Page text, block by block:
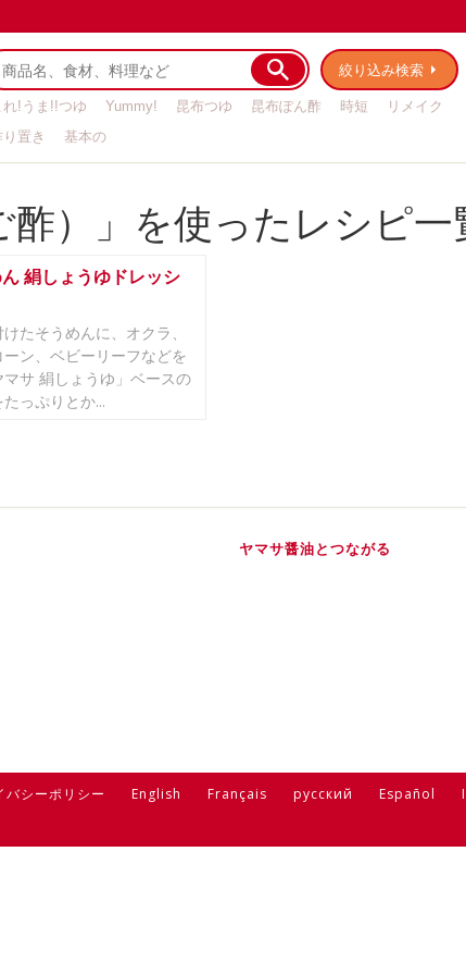
絞り込み検索
れ!うま!!つゆ Yummy! 昆布つゆ 昆布ぽん酢 時短
リメイク
置き
基本の
酢）」を使ったレシピ一
絹しょうゆドレッシ
たそうめんに、オクラ、
ーン、ベビーリーフなどを
サ 絹しょうゆ」ベースの
っぷりとか...
ヤマサ醤油とつながる
バシーポリシー English Français русский Español